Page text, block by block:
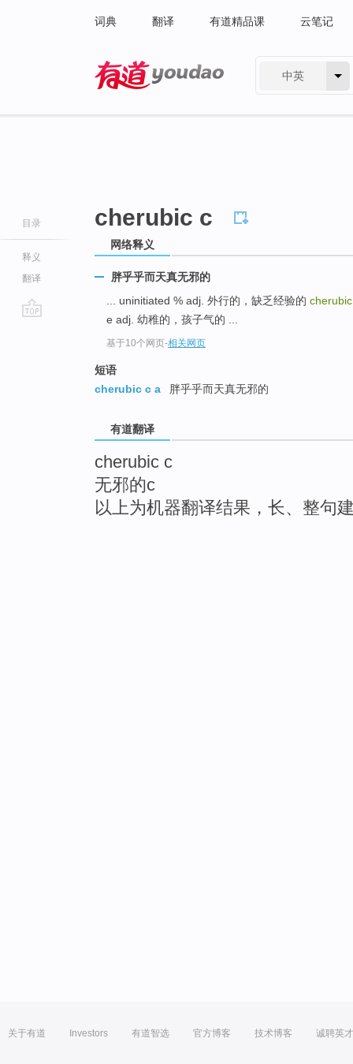
词典 翻译 有道精品课 云笔记
中英
目录
释义
翻译
cherubic c
网络释义
胖乎乎而天真无邪的
... uninitiated % adj. 外行的，缺乏经验的
e adj. 幼稚的，孩子气的 ...
基于10个网页-相关网页
短语
cherubic c a
胖乎乎而天真无邪的
有道翻译
cherubic c
无邪的c
以上为机器翻译结果，长、整句
关于有道 Investors 有道智选 官方博客 技术博客 诚聘英才